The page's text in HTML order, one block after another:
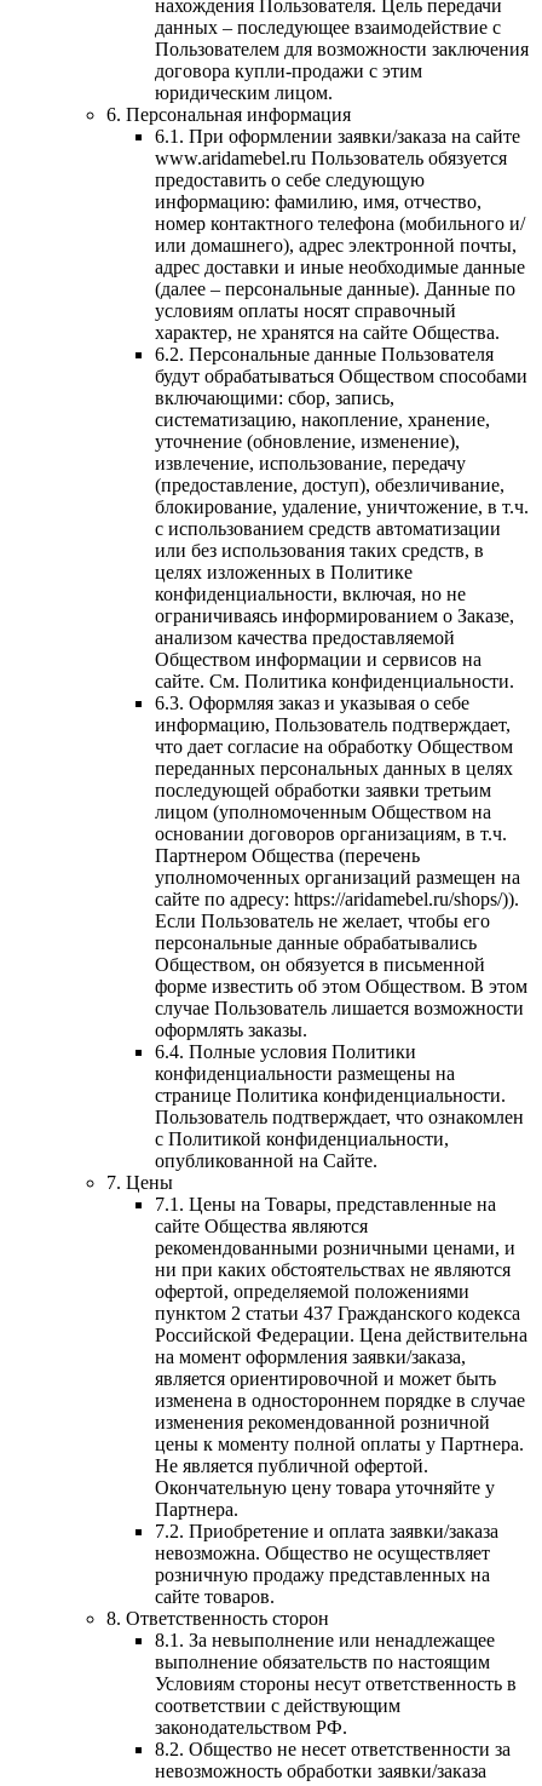
нахождения Пользователя. Цель передачи
данных – последующее взаимодействие с
Пользователем для возможности заключения
договора купли-продажи с этим
юридическим лицом.
6. Персональная информация
6.1. При оформлении заявки/заказа на сайте
www.aridamebel.ru Пользователь обязуется
предоставить о себе следующую
информацию: фамилию, имя, отчество,
номер контактного телефона (мобильного и/
или домашнего), адрес электронной почты,
адрес доставки и иные необходимые данные
(далее – персональные данные). Данные по
условиям оплаты носят справочный
характер, не хранятся на сайте Общества.
6.2. Персональные данные Пользователя
будут обрабатываться Обществом способами
включающими: сбор, запись,
систематизацию, накопление, хранение,
уточнение (обновление, изменение),
извлечение, использование, передачу
(предоставление, доступ), обезличивание,
блокирование, удаление, уничтожение, в т.ч.
с использованием средств автоматизации
или без использования таких средств, в
целях изложенных в Политике
конфиденциальности, включая, но не
ограничиваясь информированием о Заказе,
анализом качества предоставляемой
Обществом информации и сервисов на
сайте. См. Политика конфиденциальности.
6.3. Оформляя заказ и указывая о себе
информацию, Пользователь подтверждает,
что дает согласие на обработку Обществом
переданных персональных данных в целях
последующей обработки заявки третьим
лицом (уполномоченным Обществом на
основании договоров организациям, в т.ч.
Партнером Общества (перечень
уполномоченных организаций размещен на
сайте по адресу: https://aridamebel.ru/shops/)).
Если Пользователь не желает, чтобы его
персональные данные обрабатывались
Обществом, он обязуется в письменной
форме известить об этом Обществом. В этом
случае Пользователь лишается возможности
оформлять заказы.
6.4. Полные условия Политики
конфиденциальности размещены на
странице Политика конфиденциальности.
Пользователь подтверждает, что ознакомлен
с Политикой конфиденциальности,
опубликованной на Сайте.
7. Цены
7.1. Цены на Товары, представленные на
сайте Общества являются
рекомендованными розничными ценами, и
ни при каких обстоятельствах не являются
офертой, определяемой положениями
пунктом 2 статьи 437 Гражданского кодекса
Российской Федерации. Цена действительна
на момент оформления заявки/заказа,
является ориентировочной и может быть
изменена в одностороннем порядке в случае
изменения рекомендованной розничной
цены к моменту полной оплаты у Партнера.
Не является публичной офертой.
Окончательную цену товара уточняйте у
Партнера.
7.2. Приобретение и оплата заявки/заказа
невозможна. Общество не осуществляет
розничную продажу представленных на
сайте товаров.
8. Ответственность сторон
8.1. За невыполнение или ненадлежащее
выполнение обязательств по настоящим
Условиям стороны несут ответственность в
соответствии с действующим
законодательством РФ.
8.2. Общество не несет ответственности за
невозможность обработки заявки/заказа